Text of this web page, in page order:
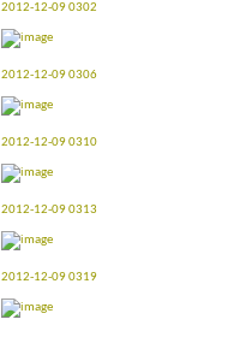
2012-12-09 0302
2012-12-09 0306
2012-12-09 0310
2012-12-09 0313
2012-12-09 0319